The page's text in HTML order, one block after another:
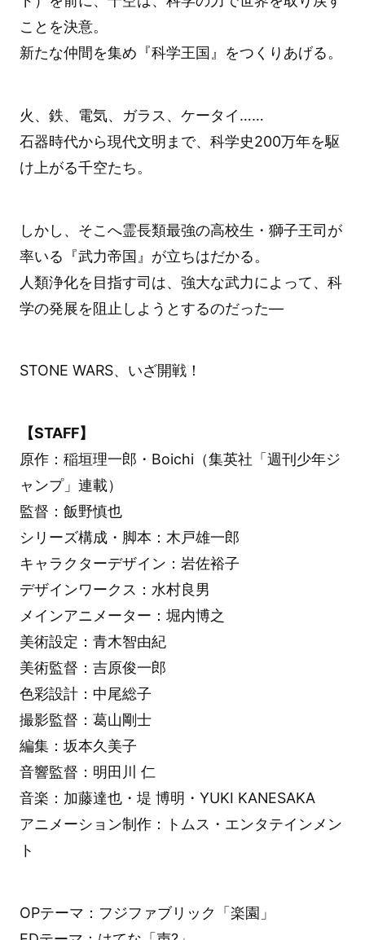
ことを決意。
新たな仲間を集め『科学王国』をつくりあげる。
火、鉄、電気、ガラス、ケータイ……
石器時代から現代文明まで、科学史200万年を駆
け上がる千空たち。
しかし、そこへ霊長類最強の高校生・獅子王司が
率いる『武力帝国』が立ちはだかる。
人類浄化を目指す司は、強大な武力によって、科
学の発展を阻止しようとするのだった―
STONE WARS、いざ開戦！
【STAFF】
原作：稲垣理一郎・Boichi（集英社「週刊少年ジ
ャンプ」連載）
監督：飯野慎也
シリーズ構成・脚本：木戸雄一郎
キャラクターデザイン：岩佐裕子
デザインワークス：水村良男
メインアニメーター：堀内博之
美術設定：青木智由紀
美術監督：吉原俊一郎
色彩設計：中尾総子
撮影監督：葛山剛士
編集：坂本久美子
音響監督：明田川 仁
音楽：加藤達也・堤 博明・YUKI KANESAKA
アニメーション制作：トムス・エンタテインメン
ト
OPテーマ：フジファブリック「楽園」